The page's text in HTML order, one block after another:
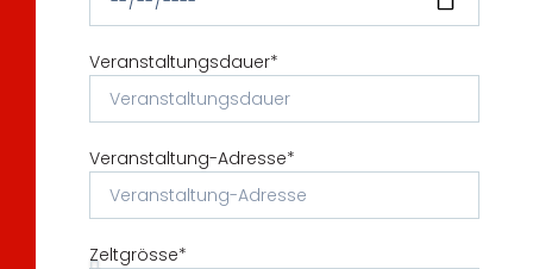
Veranstaltungsdauer*
Veranstaltung-Adresse*
Zeltgrösse*